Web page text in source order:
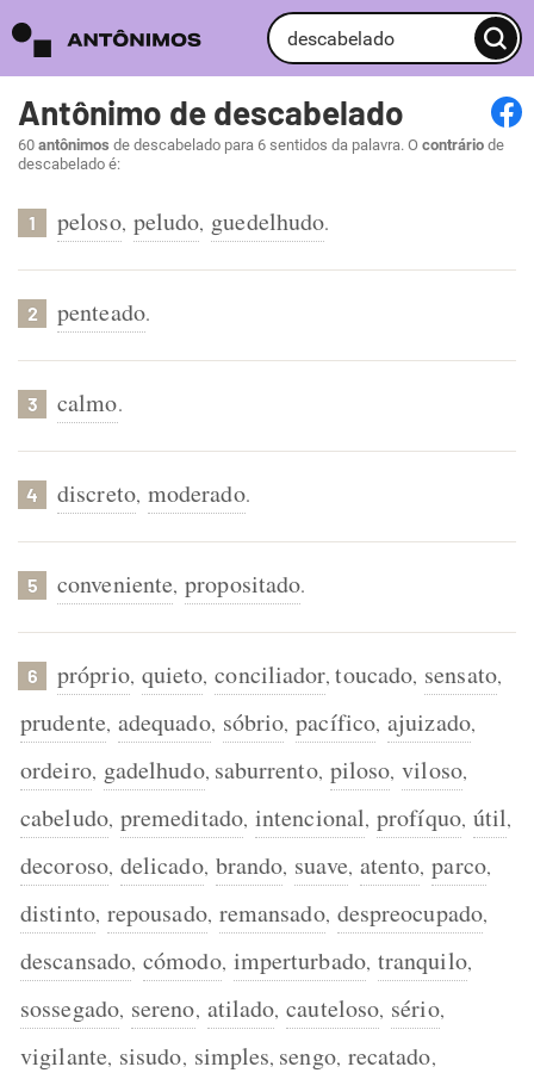
Antônimo de descabelado
60 antônimos de descabelado para 6 sentidos da palavra. O contrário de
descabelado é:
1 peloso, peludo, guedelhudo.
2 penteado.
3 calmo.
4 discreto, moderado.
5 conveniente, propositado.
6 próprio, quieto, conciliador,toucado, sensato,
prudente, adequado, sóbrio, pacífico, ajuizado,
ordeiro, gadelhudo, saburrento, piloso, viloso,
cabeludo, premeditado, intencional, profíquo, útil,
decoroso, delicado, brando, suave, atento, parco,
distinto, repousado, remansado, despreocupado,
descansado, cómodo, imperturbado, tranquilo,
sossegado, sereno, atilado, cauteloso, sério,
vigilante, sisudo, simples, sengo, recatado,